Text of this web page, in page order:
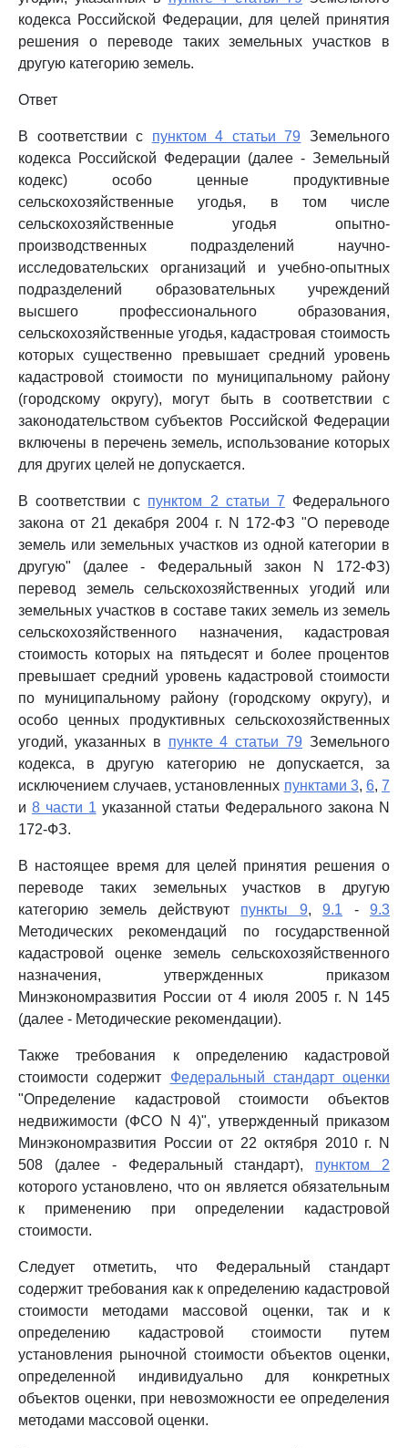
кодекса Российской Федерации, для целей принятия
решения о переводе таких земельных участков в
другую категорию земель.
Ответ
В соответствии с пунктом 4 статьи 79 Земельного
кодекса Российской Федерации (далее - Земельный
кодекс) особо ценные продуктивные
сельскохозяйственные угодья, в том числе
сельскохозяйственные угодья опытно-
производственных подразделений научно-
исследовательских организаций и учебно-опытных
подразделений образовательных учреждений
высшего профессионального образования,
сельскохозяйственные угодья, кадастровая стоимость
которых существенно превышает средний уровень
кадастровой стоимости по муниципальному району
(городскому округу), могут быть в соответствии с
законодательством субъектов Российской Федерации
включены в перечень земель, использование которых
для других целей не допускается.
В соответствии с пунктом 2 статьи 7 Федерального
закона от 21 декабря 2004 г. N 172-ФЗ "О переводе
земель или земельных участков из одной категории в
другую" (далее - Федеральный закон N 172-ФЗ)
перевод земель сельскохозяйственных угодий или
земельных участков в составе таких земель из земель
сельскохозяйственного назначения, кадастровая
стоимость которых на пятьдесят и более процентов
превышает средний уровень кадастровой стоимости
по муниципальному району (городскому округу), и
особо ценных продуктивных сельскохозяйственных
угодий, указанных в пункте 4 статьи 79 Земельного
кодекса, в другую категорию не допускается, за
исключением случаев, установленных пунктами 3, 6,7
и 8 части 1 указанной статьи Федерального закона N
172-ФЗ.
В настоящее время для целей принятия решения о
переводе таких земельных участков в другую
категорию земель действуют пункты 9,9.1 -9.3
Методических рекомендаций по государственной
кадастровой оценке земель сельскохозяйственного
назначения, утвержденных приказом
Минэкономразвития России от 4 июля 2005 г. N 145
(далее - Методические рекомендации).
Также требования к определению кадастровой
стоимости содержит Федеральный стандарт оценки
"Определение кадастровой стоимости объектов
недвижимости (ФСО N 4)", утвержденный приказом
Минэкономразвития России от 22 октября 2010 г. N
508 (далее - Федеральный стандарт), пунктом 2
которого установлено, что он является обязательным
к применению при определении кадастровой
стоимости.
Следует отметить, что Федеральный стандарт
содержит требования как к определению кадастровой
стоимости методами массовой оценки, так и к
определению кадастровой стоимости путем
установления рыночной стоимости объектов оценки,
определенной индивидуально для конкретных
объектов оценки, при невозможности ее определения
методами массовой оценки.